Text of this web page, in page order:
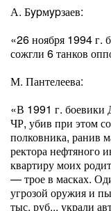
А. Бypмypзаев:
«26 ноября 1994 г.
сожгли 6 танков
М. Пантелеева:
«В 1991 г. боевики
ЧР, убив при этом
полковника, ранив
ректора нефтяного
квартиру моих
— трое в масках.
угрозой оружия и
тыс. руб.., украли